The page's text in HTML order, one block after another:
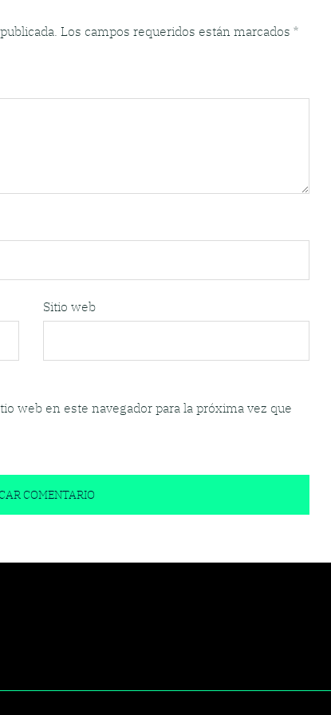
Los campos requeridos están marcados *
Sitio web
web en este navegador para la próxima vez que